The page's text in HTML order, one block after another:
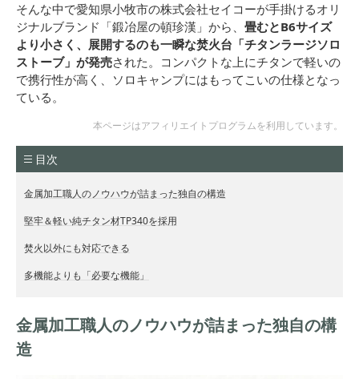
そんな中で愛知県小牧市の株式会社セイコーが手掛けるオリ
ジナルブランド「鍛冶屋の頓珍漢」から、 畳むとB6サイズ
より小さく、展開するのも一瞬な焚火台「チタンラージソロ
ストーブ」が発売された。コンパクトな上にチタンで軽いの
で携行性が高く、ソロキャンプにはもってこいの仕様となっ
ている。
本ページはアフィリエイトプログラムを利用しています。
目次
金属加工職人のノウハウが詰まった独自の構造
堅牢＆軽い純チタン材TP340を採用
焚火以外にも対応できる
多機能よりも「必要な機能」
金属加工職人のノウハウが詰まった独自の構
造